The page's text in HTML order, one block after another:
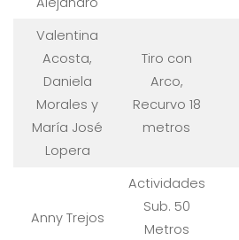
Valentina
Acosta,
Daniela
Morales y
María José
Lopera
Tiro con
Arco,
Recurvo 18
metros
Anny Trejos
Actividades
Sub. 50
Metros